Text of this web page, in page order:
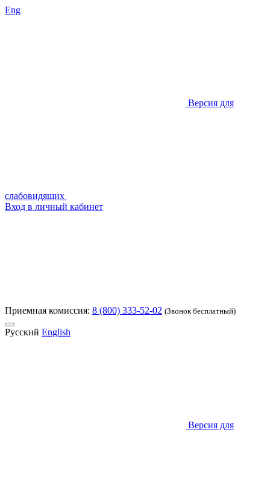
Eng
Версия для
слабовидящих
Вход в личный кабинет
Приемная комиссия: 8 (800) 333-52-02 (Звонок бесплатный)
Русский English
Версия для